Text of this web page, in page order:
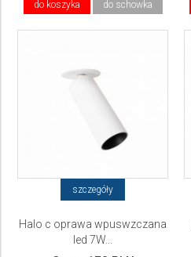
do koszyka do schowka
szczegóły
Halo c oprawa wpuswzczana
led 7W...